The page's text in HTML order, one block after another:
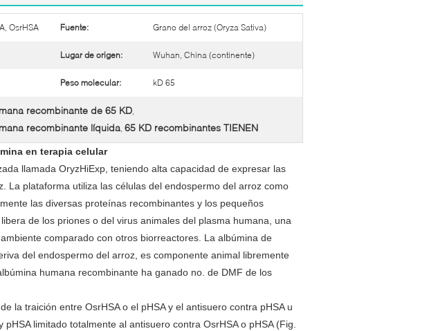
OsrHSA Fuente: Grano del arroz (Oryza Sativa)
Lugar de origen: Wuhan, China (continente)
Peso molecular: kD 65
recombinante de 65 KD,
recombinante líquida, 65 KD recombinantes TIENEN
en terapia celular
llamada OryzHiExp, teniendo alta capacidad de expresar las
La plataforma utiliza las células del endospermo del arroz como
las diversas proteínas recombinantes y los pequeños
de los priones o del virus animales del plasma humana, una
comparado con otros biorreactores. La albúmina de
del endospermo del arroz, es componente animal libremente
humana recombinante ha ganado no. de DMF de los
la traición entre OsrHSA o el pHSA y el antisuero contra pHSA u
limitado totalmente al antisuero contra OsrHSA o pHSA (Fig.